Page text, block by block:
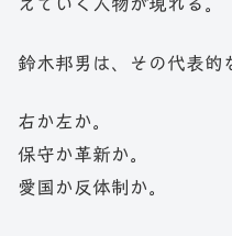
鈴木邦男は、その代表的
右か左か。
保守か革新か。
愛国か反体制か。